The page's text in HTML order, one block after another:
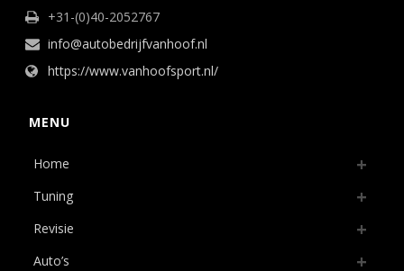
+31-(0)40-2052767
info@autobedrijfvanhoof.nl
https://www.vanhoofsport.nl/
MENU
Home
Tuning
Revisie
Auto’s